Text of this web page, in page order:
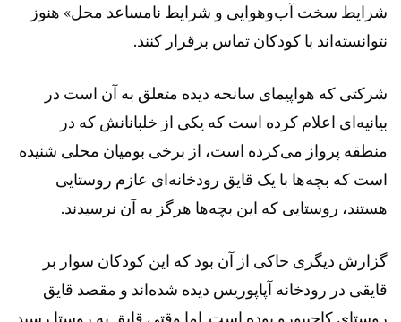
شرایط سخت آب‌وهوایی و شرایط نامساعد محل» هنوز
نتوانسته‌اند با کودکان تماس برقرار کنند.
شرکتی که هواپیمای سانحه دیده متعلق به آن است در
بیانیه‌ای اعلام کرده است که یکی از خلبانانش که در
منطقه پرواز می‌کرده است، از برخی بومیان محلی شنیده
است که بچه‌ها با یک قایق‌ رودخانه‌ای عازم روستایی
هستند، روستایی که این بچه‌ها هرگز به آن نرسیدند.
گزارش دیگری حاکی از آن بود که این کودکان سوار بر
قایقی در رودخانه آپاپوریس دیده شده‌اند و مقصد قایق
روستای کاچیپورو بوده است. اما وقتی قایق به روستا رسید